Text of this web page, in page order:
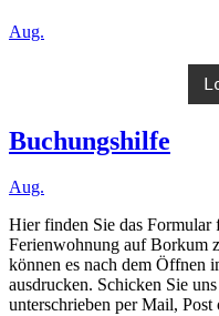
Aug.
Buchungshilfe
Aug.
Hier finden Sie das Formular
Ferienwohnung auf Borkum
können es nach dem Öffnen
ausdrucken. Schicken Sie
unterschrieben per Mail, Post